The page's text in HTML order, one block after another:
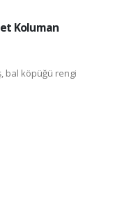
Koluman
bal köpüğü rengi